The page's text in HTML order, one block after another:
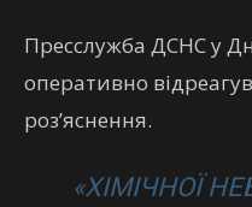
Пресслужба ДСНС у
оперативно
роз’яснення.
«ХІМІЧНОЇ